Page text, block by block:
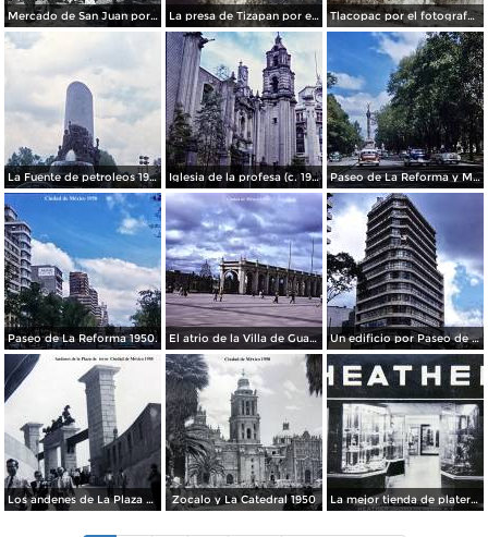
Mercado de San Juan por el fotografo Felix Miret La presa de Tizapan por el fotografo Fernando Kososky. ( Circulada el 22 de Diembre de 1910 ). Tlacopac por el fotografo Hugo Brehme.
La Fuente de petroleos 1950. Iglesia de la profesa (c. 1950) Paseo de La Reforma y Mto a La Independencia 1950
Paseo de La Reforma 1950. El atrio de la Villa de Guadalupe 1950. Un edificio por Paseo de La Reforma 1950
Los andenes de La Plaza de toros Ciudad de México 1950 Zocalo y La Catedral 1950 La mejor tienda de plateria.